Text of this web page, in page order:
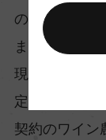
の中で2007
ます。
現在の予想で
定です。
契約のワイン